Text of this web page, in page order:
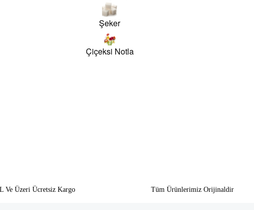
Şeker
Çiçeksi Notla
Ve Üzeri Ücretsiz Kargo Tüm Ürünlerimiz Orijinaldir